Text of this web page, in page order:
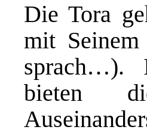
Die Tora
mit
sprach…).
bieten